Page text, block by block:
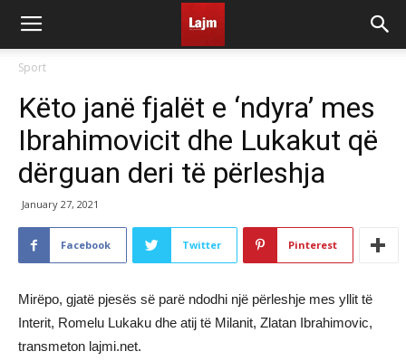
Sport
Këto janë fjalët e ‘ndyra’ mes
Ibrahimovicit dhe Lukakut që
dërguan deri të përleshja
January 27, 2021
Facebook Twitter Pinterest
Mirëpo, gjatë pjesës së parë ndodhi një përleshje mes yllit të
Interit, Romelu Lukaku dhe atij të Milanit, Zlatan Ibrahimovic,
transmeton lajmi.net.